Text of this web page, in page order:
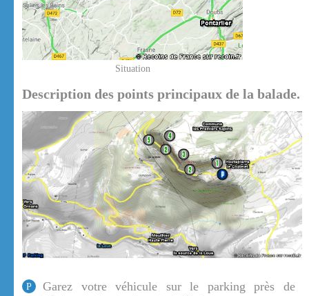
Situation
Description des points principaux de la balade.
P
Garez votre véhicule sur le parking près de